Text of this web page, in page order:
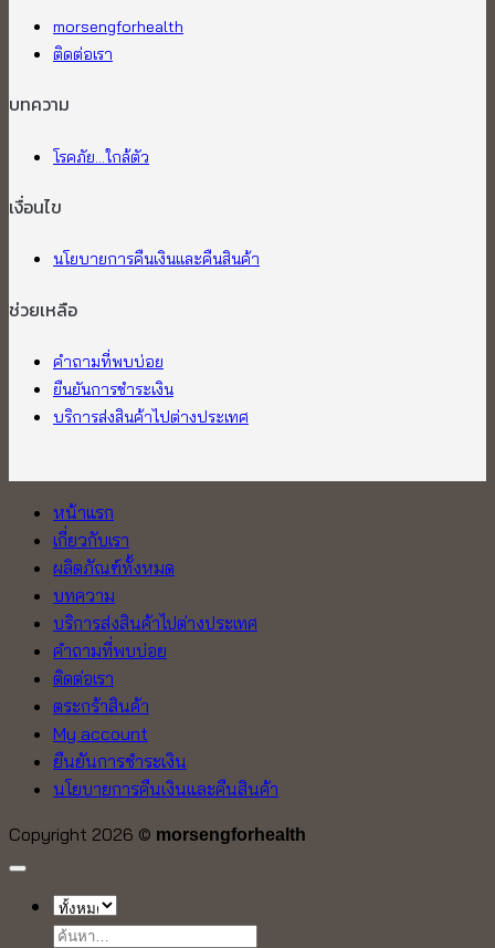
morsengforhealth
ติดต่อเรา
บทความ
โรคภัย...ใกล้ตัว
เงื่อนไข
นโยบายการคืนเงินและคืนสินค้า
ช่วยเหลือ
คำถามที่พบบ่อย
ยืนยันการชำระเงิน
บริการส่งสินค้าไปต่างประเทศ
หน้าแรก
เกี่ยวกับเรา
ผลิตภัณฑ์ทั้งหมด
บทความ
บริการส่งสินค้าไปต่างประเทศ
คำถามที่พบบ่อย
ติดต่อเรา
ตระกร้าสินค้า
My account
ยืนยันการชำระเงิน
นโยบายการคืนเงินและคืนสินค้า
Copyright 2026 © morsengforhealth
ค้นหา: